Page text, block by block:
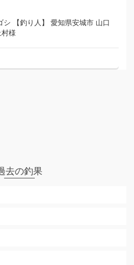
シ 【釣り人】 愛知県安城市 山口
様
去の釣果